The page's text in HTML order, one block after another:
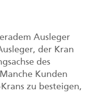
Ausleger
der Kran
des
Kunden
zu besteigen,